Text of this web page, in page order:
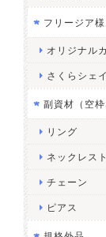
フリージア
オリジナル
さくらシェ
副資材（空枠
リング
ネックレス
チェーン
ピアス